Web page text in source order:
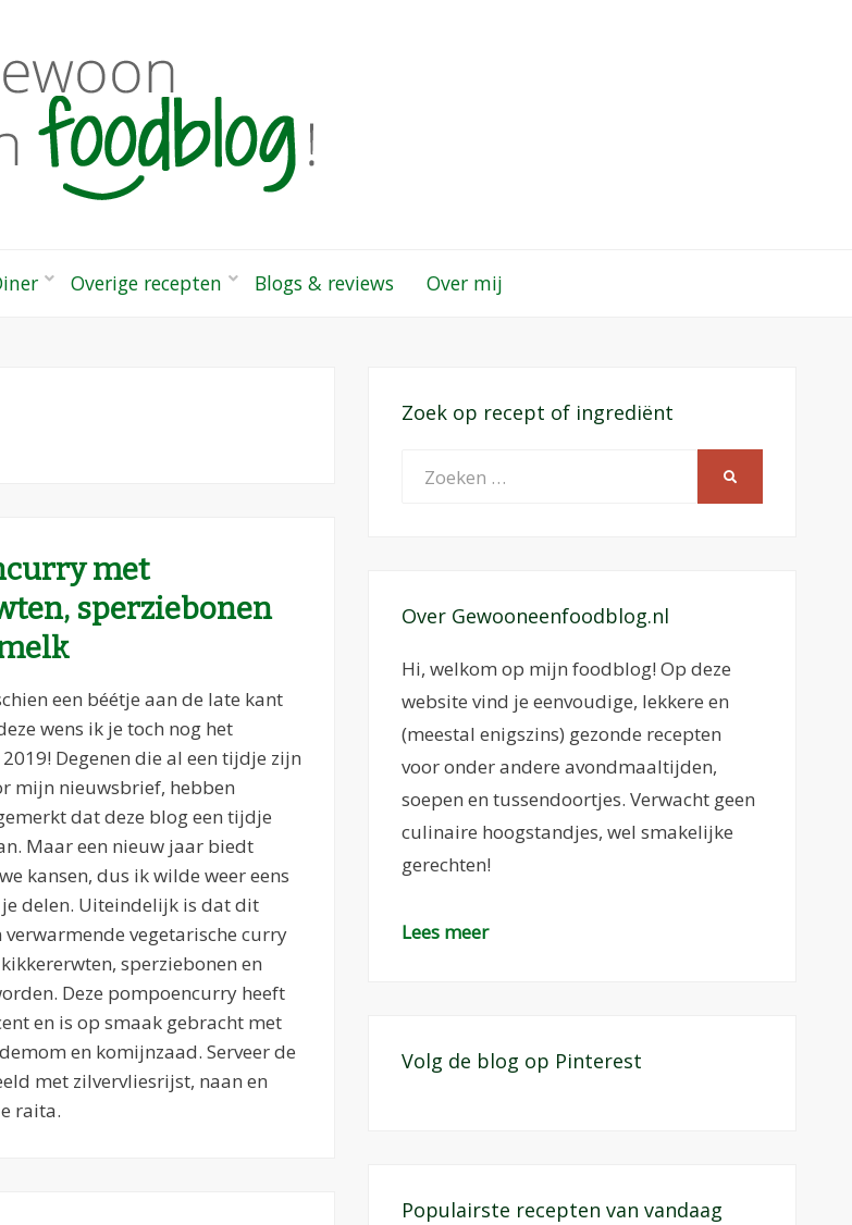
Overige recepten Blogs & reviews Over mij
met
sperziebonen
een béétje aan de late kant
wens ik je toch nog het
Degenen die al een tijdje zijn
mijn nieuwsbrief, hebben
dat deze blog een tijdje
Maar een nieuw jaar biedt
kansen, dus ik wilde weer eens
delen. Uiteindelijk is dat dit
verwarmende vegetarische curry
sperziebonen en
Deze pompoencurry heeft
en is op smaak gebracht met
en komijnzaad. Serveer de
met zilvervliesrijst, naan en
raita.
Zoek op recept of ingrediënt
Over Gewooneenfoodblog.nl
Hi, welkom op mijn foodblog! Op deze
website vind je eenvoudige, lekkere en
(meestal enigszins) gezonde recepten
voor onder andere avondmaaltijden,
soepen en tussendoortjes. Verwacht geen
culinaire hoogstandjes, wel smakelijke
gerechten!
Lees meer
Volg de blog op Pinterest
Populairste recepten van vandaag